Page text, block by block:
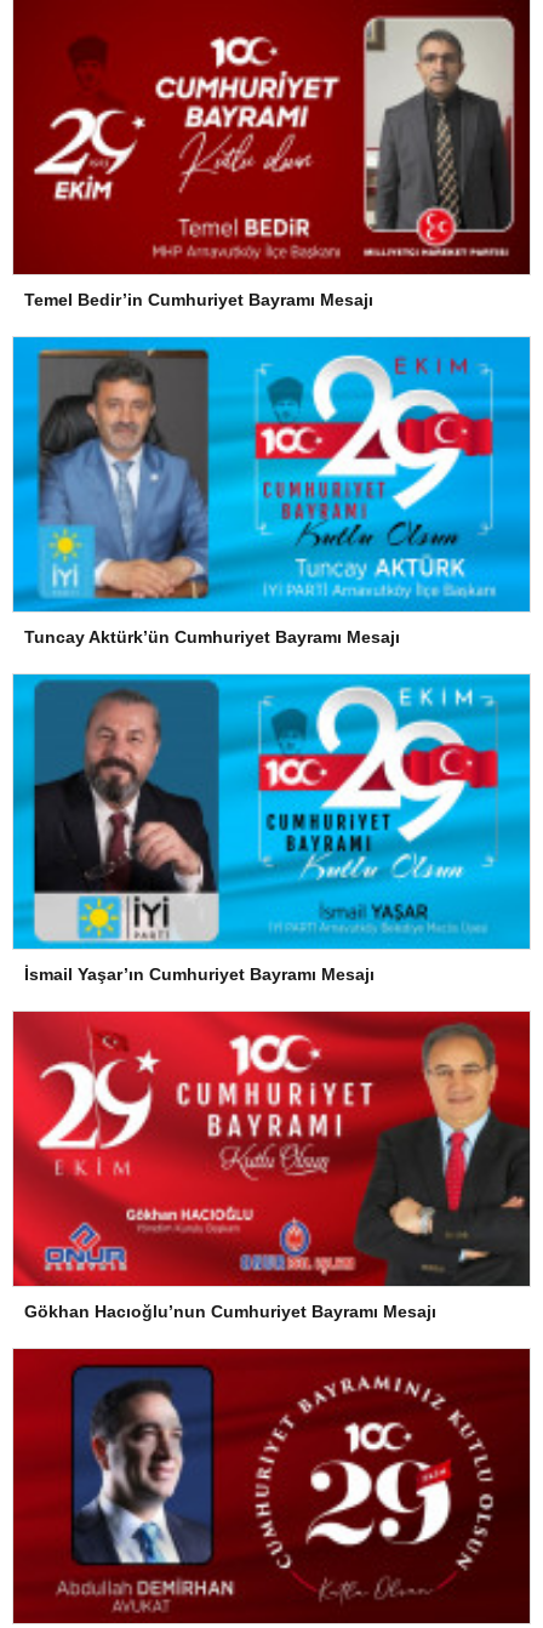
Temel Bedir’in Cumhuriyet Bayramı Mesajı
Tuncay Aktürk’ün Cumhuriyet Bayramı Mesajı
İsmail Yaşar’ın Cumhuriyet Bayramı Mesajı
Gökhan Hacıoğlu’nun Cumhuriyet Bayramı Mesajı